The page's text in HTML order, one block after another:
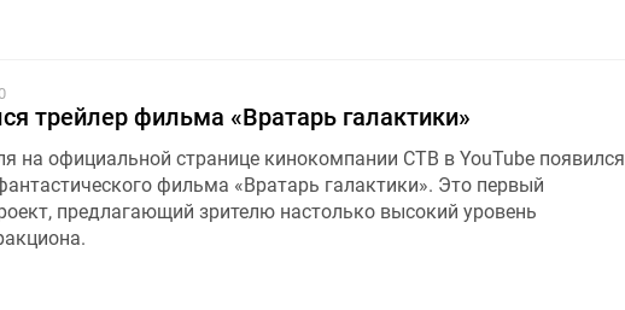
трейлер фильма «Вратарь галактики»
на официальной странице кинокомпании СТВ в YouTube появился
фильма «Вратарь галактики». Это первый
предлагающий зрителю настолько высокий уровень